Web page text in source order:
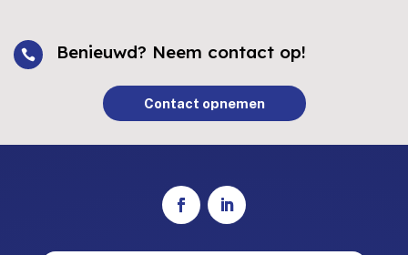
 Benieuwd? Neem contact op!
Contact opnemen